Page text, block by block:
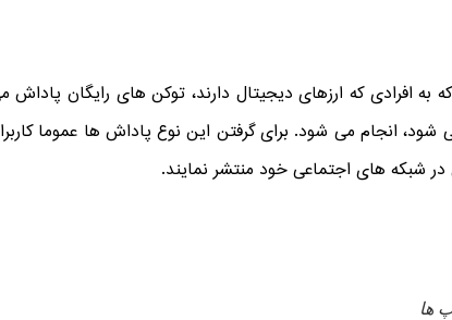
به افرادی که ارزهای دیجیتال دارند، توکن های رایگان
انجام می شود. برای گرفتن این نوع پاداش ها عموما
شبکه های اجتماعی خود منتشر نمایند.
ها